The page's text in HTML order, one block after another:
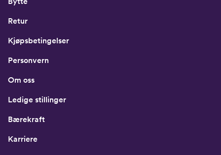
Retur
Kjøpsbetingelser
Personvern
Om oss
Ledige stillinger
Bærekraft
Karriere